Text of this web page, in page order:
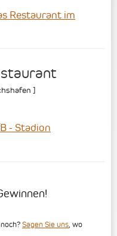
Restaurant im
]
- Stadion
Sagen Sie uns , wo